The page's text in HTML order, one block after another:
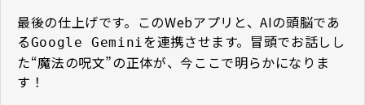
最後の仕上げです。このWebアプリと、AIの頭脳であ
るGoogle Geminiを連携させます。冒頭でお話しし
た“魔法の呪文”の正体が、今ここで明らかになりま
す！